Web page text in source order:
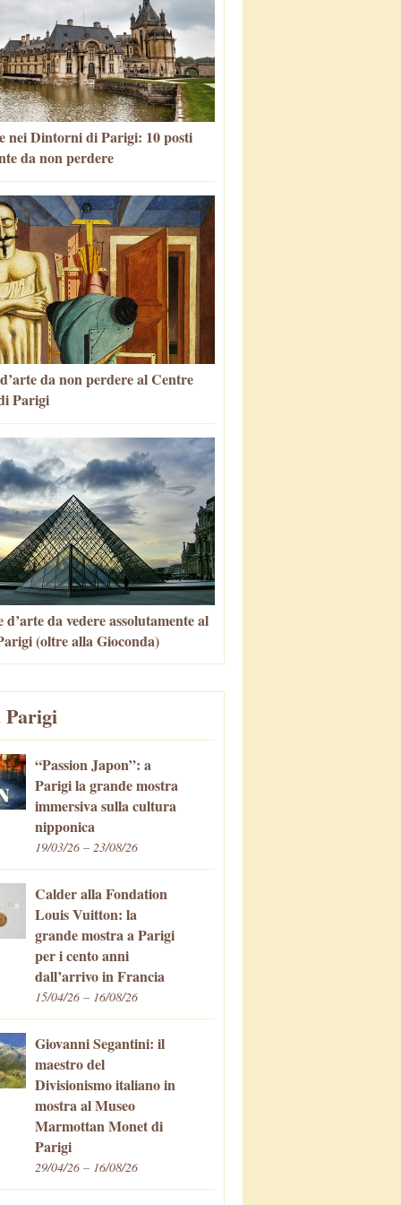
nei Dintorni di Parigi: 10 posti
da non perdere
da non perdere al Centre
Parigi
d’arte da vedere assolutamente al
(oltre alla Gioconda)
Parigi
“Passion Japon”: a
Parigi la grande mostra
immersiva sulla cultura
nipponica
19/03/26 – 23/08/26
Calder alla Fondation
Louis Vuitton: la
grande mostra a Parigi
per i cento anni
dall’arrivo in Francia
15/04/26 – 16/08/26
Giovanni Segantini: il
maestro del
Divisionismo italiano in
mostra al Museo
Marmottan Monet di
Parigi
29/04/26 – 16/08/26